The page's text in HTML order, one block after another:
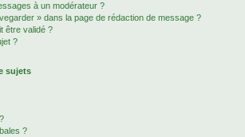
à un modérateur ?
» dans la page de rédaction de message ?
être validé ?
?
sujets
?